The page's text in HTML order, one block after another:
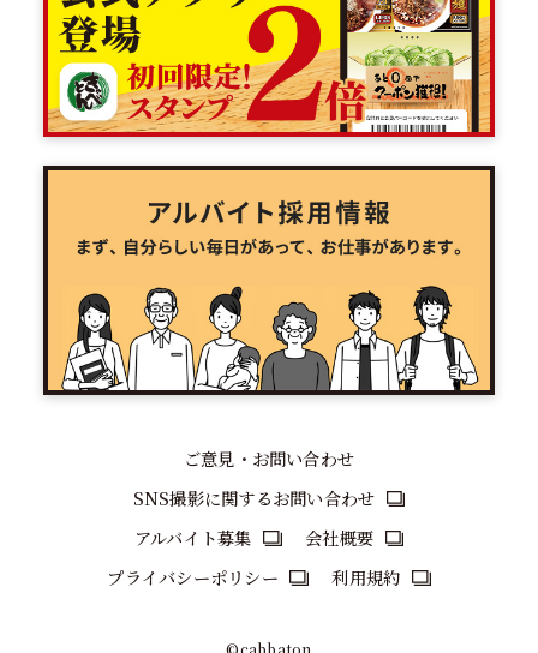
ご意見・お問い合わせ
SNS撮影に関するお問い合わせ
アルバイト募集
会社概要
プライバシーポリシー
利用規約